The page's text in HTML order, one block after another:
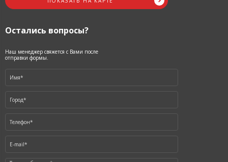
Остались вопросы?
Наш менеджер свяжется с Вами после
отправки формы.